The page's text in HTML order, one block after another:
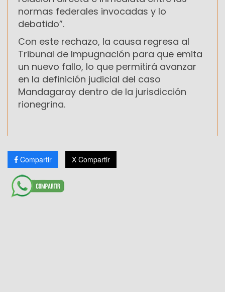
normas federales invocadas y lo
debatido”.
Con este rechazo, la causa regresa al
Tribunal de Impugnación para que emita
un nuevo fallo, lo que permitirá avanzar
en la definición judicial del caso
Mandagaray dentro de la jurisdicción
rionegrina.
Compartir X Compartir